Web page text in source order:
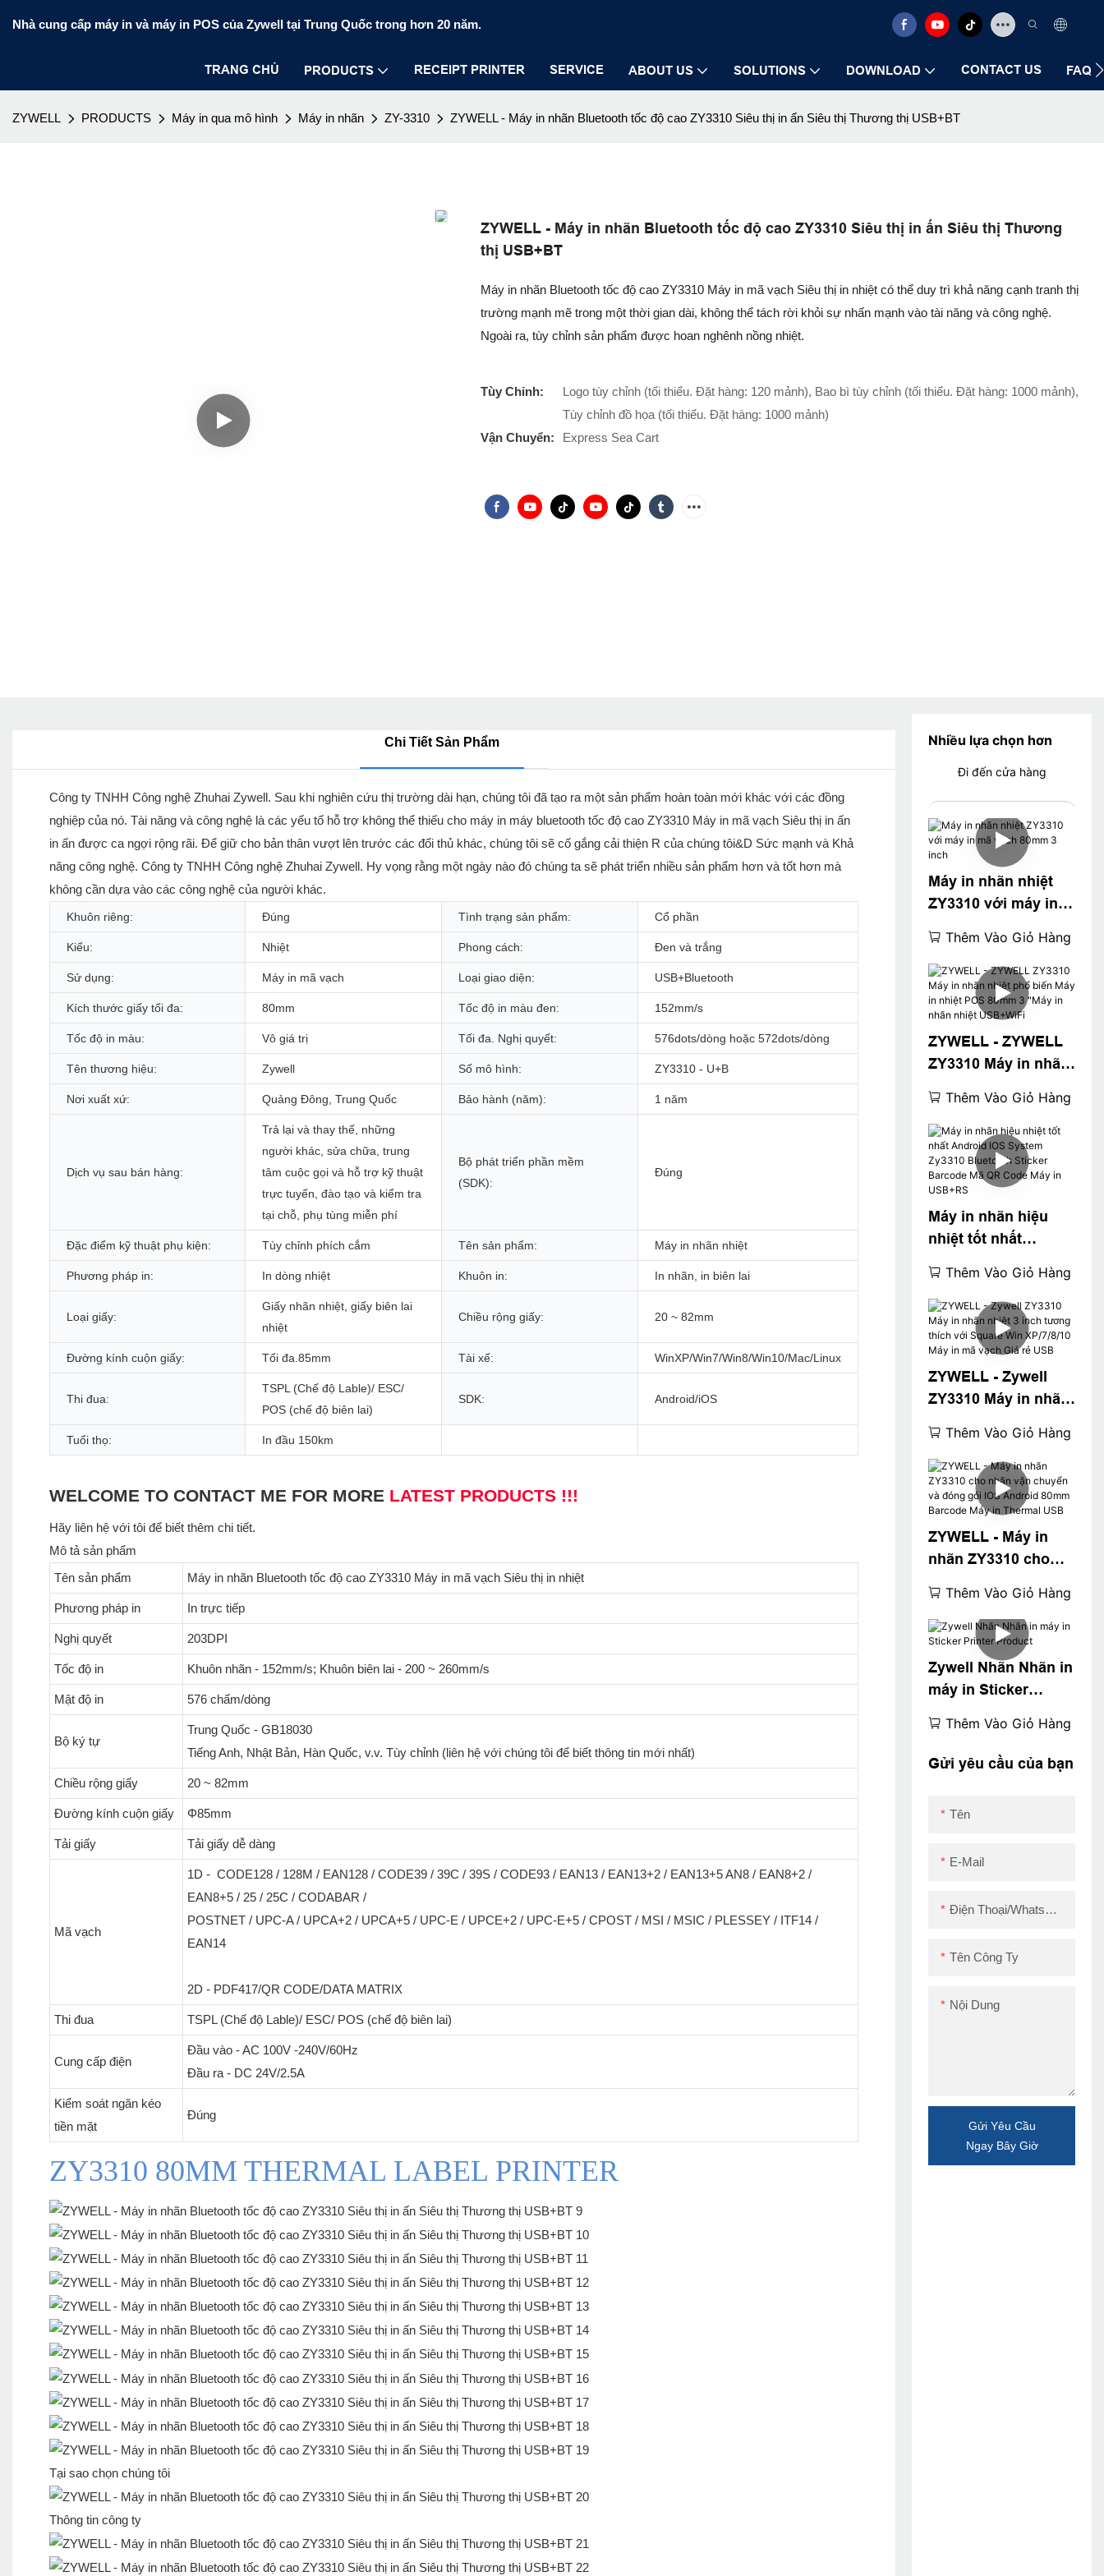
Nhà cung cấp máy in và máy in POS của Zywell tại Trung Quốc trong hơn 20 năm.
TRANG CHỦ PRODUCTS RECEIPT PRINTER SERVICE ABOUT US SOLUTIONS DOWNLOAD CONTACT US FAQ
ZYWELL PRODUCTS Máy in qua mô hình Máy in nhãn ZY-3310 ZYWELL - Máy in nhãn Bluetooth tốc độ cao ZY3310 Siêu thị in ấn Siêu thị Thương thị USB+BT
ZYWELL - Máy in nhãn Bluetooth tốc độ cao ZY3310 Siêu thị in ấn Siêu thị Thương
thị USB+BT
Máy in nhãn Bluetooth tốc độ cao ZY3310 Máy in mã vạch Siêu thị in nhiệt có thể duy trì khả năng cạnh tranh thị
trường mạnh mẽ trong một thời gian dài, không thể tách rời khỏi sự nhấn mạnh vào tài năng và công nghệ.
Ngoài ra, tùy chỉnh sản phẩm được hoan nghênh nồng nhiệt.
Tùy Chỉnh:
Logo tùy chỉnh (tối thiểu. Đặt hàng: 120 mảnh), Bao bì tùy chỉnh (tối thiểu. Đặt hàng: 1000 mảnh),
Tùy chỉnh đồ họa (tối thiểu. Đặt hàng: 1000 mảnh)
Vận Chuyển:
Express Sea Cart
Nhiều lựa chọn hơn
Đi đến cửa hàng
Máy in nhãn nhiệt
ZY3310 với máy in
inch
Thêm Vào Giỏ Hàng
ZYWELL - ZYWELL
ZY3310 Máy in nhãn
in nhiệt POS 80mm 3
"Máy in nhãn nhiệt
USB+WiFi
Thêm Vào Giỏ Hàng
Máy in nhãn hiệu
nhiệt tốt nhất
Zy3310 Bluetooth
Sticker Barcode Mã
QR Code Máy in
USB+RS
Thêm Vào Giỏ Hàng
ZYWELL - Zywell
ZY3310 Máy in nhãn
thích với Square
Win XP/7/8/10 Máy in
mã vạch Giá rẻ USB
Thêm Vào Giỏ Hàng
ZYWELL - Máy in
nhãn ZY3310 cho
đóng gói IOS
Android 80mm
Barcode Máy in
Thermal USB
Thêm Vào Giỏ Hàng
Zywell Nhãn Nhãn in
máy in Sticker
Thêm Vào Giỏ Hàng
Gửi yêu cầu của bạn
Tên
E-Mail
Điện Thoại/WhatsApp/Skype
Tên Công Ty
Nội Dung
Gửi Yêu Cầu
Ngay Bây Giờ
Chi Tiết Sản Phẩm
Công ty TNHH Công nghệ Zhuhai Zywell. Sau khi nghiên cứu thị trường dài hạn, chúng tôi đã tạo ra một sản phẩm hoàn toàn mới khác với các đồng
nghiệp của nó. Tài năng và công nghệ là các yếu tố hỗ trợ không thể thiếu cho máy in máy bluetooth tốc độ cao ZY3310 Máy in mã vạch Siêu thị in ấn
in ấn được ca ngợi rộng rãi. Để giữ cho bản thân vượt lên trước các đối thủ khác, chúng tôi sẽ cố gắng cải thiện R của chúng tôi&D Sức mạnh và Khả
năng công nghệ. Công ty TNHH Công nghệ Zhuhai Zywell. Hy vọng rằng một ngày nào đó chúng ta sẽ phát triển nhiều sản phẩm hơn và tốt hơn mà
không cần dựa vào các công nghệ của người khác.
Khuôn riêng: Đúng Tình trạng sản phẩm: Cổ phần
Kiểu: Nhiệt Phong cách: Đen và trắng
Sử dụng: Máy in mã vạch Loại giao diện: USB+Bluetooth
Kích thước giấy tối đa: 80mm Tốc độ in màu đen: 152mm/s
Tốc độ in màu: Vô giá trị Tối đa. Nghị quyết: 576dots/dòng hoặc 572dots/dòng
Tên thương hiệu: Zywell Số mô hình: ZY3310 - U+B
Nơi xuất xứ: Quảng Đông, Trung Quốc Bảo hành (năm): 1 năm
Dịch vụ sau bán hàng:
Trả lại và thay thế, những
người khác, sửa chữa, trung
tâm cuộc gọi và hỗ trợ kỹ thuật
trực tuyến, đào tạo và kiểm tra
tại chỗ, phụ tùng miễn phí
Bộ phát triển phần mềm
(SDK):
Đúng
Đặc điểm kỹ thuật phụ kiện: Tùy chỉnh phích cắm Tên sản phẩm: Máy in nhãn nhiệt
Phương pháp in: In dòng nhiệt Khuôn in: In nhãn, in biên lai
Loại giấy:
Giấy nhãn nhiệt, giấy biên lai
nhiệt
Chiều rộng giấy: 20 ~ 82mm
Đường kính cuộn giấy: Tối đa.85mm Tài xế: WinXP/Win7/Win8/Win10/Mac/Linux
Thi đua:
TSPL (Chế độ Lable)/ ESC/
POS (chế độ biên lai)
SDK: Android/iOS
Tuổi thọ: In đầu 150km
WELCOME TO CONTACT ME FOR MORE LATEST PRODUCTS !!!
Hãy liên hệ với tôi để biết thêm chi tiết.
Mô tả sản phẩm
Tên sản phẩm
Máy in nhãn Bluetooth tốc độ cao ZY3310 Máy in mã vạch Siêu thị in nhiệt
Phương pháp in In trực tiếp
Nghị quyết 203DPI
Tốc độ in Khuôn nhãn - 152mm/s; Khuôn biên lai - 200 ~ 260mm/s
Mật độ in 576 chấm/dòng
Bộ ký tự
Trung Quốc - GB18030
Tiếng Anh, Nhật Bản, Hàn Quốc, v.v. Tùy chỉnh (liên hệ với chúng tôi để biết thông tin mới nhất)
Chiều rộng giấy 20 ~ 82mm
Đường kính cuộn giấy Φ85mm
Tải giấy Tải giấy dễ dàng
Mã vạch
1D - CODE128 / 128M / EAN128 / CODE39 / 39C / 39S / CODE93 / EAN13 / EAN13+2 / EAN13+5 AN8 / EAN8+2 /
EAN8+5 / 25 / 25C / CODABAR /
POSTNET / UPC-A / UPCA+2 / UPCA+5 / UPC-E / UPCE+2 / UPC-E+5 / CPOST / MSI / MSIC / PLESSEY / ITF14 /
EAN14
2D - PDF417/QR CODE/DATA MATRIX
Thi đua TSPL (Chế độ Lable)/ ESC/ POS (chế độ biên lai)
Cung cấp điện
Đầu vào - AC 100V -240V/60Hz
Đầu ra - DC 24V/2.5A
Kiểm soát ngăn kéo
tiền mặt
Đúng
ZY3310 80MM THERMAL LABEL PRINTER
Tại sao chọn chúng tôi
Thông tin công ty